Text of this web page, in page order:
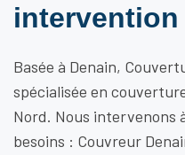
intervention
Basée à Denain,
spécialisée en
Nord. Nous intervenons
besoins : Couvreur